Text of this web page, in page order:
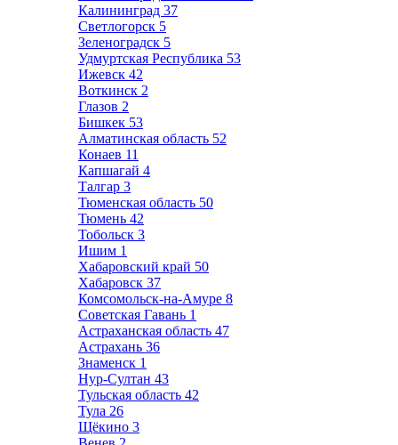
Калининград 37
Светлогорск 5
Зеленоградск 5
Удмуртская Республика 53
Ижевск 42
Воткинск 2
Глазов 2
Бишкек 53
Алматинская область 52
Конаев 11
Капшагай 4
Талгар 3
Тюменская область 50
Тюмень 42
Тобольск 3
Ишим 1
Хабаровский край 50
Хабаровск 37
Комсомольск-на-Амуре 8
Советская Гавань 1
Астраханская область 47
Астрахань 36
Знаменск 1
Нур-Султан 43
Тульская область 42
Тула 26
Щёкино 3